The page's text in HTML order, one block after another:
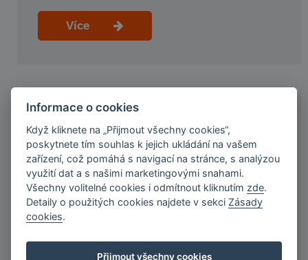
Více
Ryze česká společnost s 20letou tradicí
Našich služeb využilo více než 60 000
klientů
Jsme držiteli licence ČNB
Jsme přímý poskytovatel spotřebitelských
Informace o cookies
Když kliknete na „Přijmout všechny cookies“,
poskytnete tím souhlas k jejich ukládání na vašem
zařízení, což pomáhá s navigací na stránce, s analýzou
využití dat a s našimi marketingovými snahami.
Všechny volitelné cookies i odmítnout kliknutím zde.
Detaily o použitých cookies najdete v sekci Zásady
cookies.
Přijmout všechny cookies